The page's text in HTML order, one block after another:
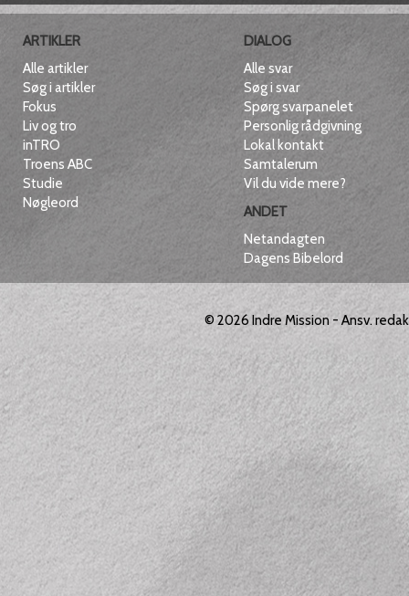
ARTIKLER
Alle artikler
Søg i artikler
Fokus
Liv og tro
inTRO
Troens ABC
Studie
Nøgleord
DIALOG
Alle svar
Søg i svar
Spørg svarpanelet
Personlig rådgivning
Lokal kontakt
Samtalerum
Vil du vide mere?
ANDET
Netandagten
Dagens Bibelord
© 2026 Indre Mission - Ansv.